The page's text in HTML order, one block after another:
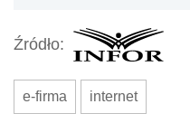
Źródło:
e-firma internet